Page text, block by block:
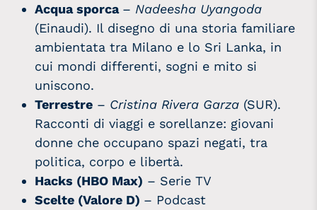
Acqua sporca – Nadeesha Uyangoda
(Einaudi). Il disegno di una storia familiare
ambientata tra Milano e lo Sri Lanka, in
cui mondi differenti, sogni e mito si
uniscono.
Terrestre – Cristina Rivera Garza (SUR).
Racconti di viaggi e sorellanze: giovani
donne che occupano spazi negati, tra
politica, corpo e libertà.
Hacks (HBO Max) – Serie TV
Scelte (Valore D) – Podcast